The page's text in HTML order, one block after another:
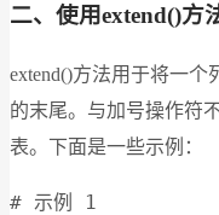
二、使用extend()方
extend()方法用于将一
的末尾。与加号操作符
表。下面是一些示例：
# 示例 1